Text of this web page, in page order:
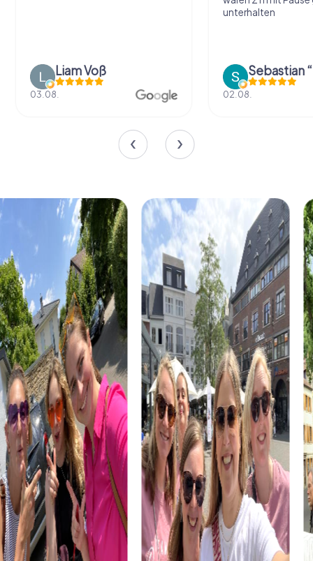
Liam Voß
03.08.
unterhalten
02.08.